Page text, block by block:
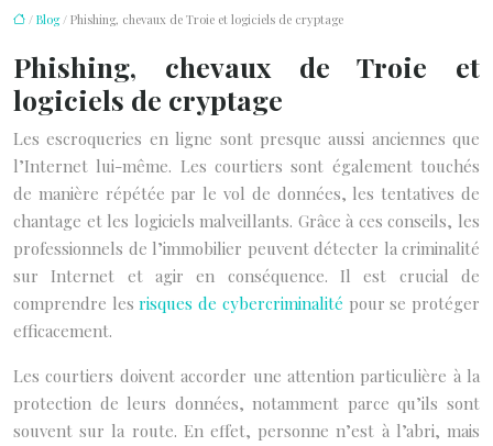
/ Blog/ Phishing, chevaux de Troie et logiciels de cryptage
Phishing, chevaux de Troie et
logiciels de cryptage
Les escroqueries en ligne sont presque aussi anciennes que
l’Internet lui-même. Les courtiers sont également touchés
de manière répétée par le vol de données, les tentatives de
chantage et les logiciels malveillants. Grâce à ces conseils, les
professionnels de l’immobilier peuvent détecter la criminalité
sur Internet et agir en conséquence. Il est crucial de
comprendre lesrisques de cybercriminalité pour se protéger
efficacement.
Les courtiers doivent accorder une attention particulière à la
protection de leurs données, notamment parce qu’ils sont
souvent sur la route. En effet, personne n’est à l’abri, mais